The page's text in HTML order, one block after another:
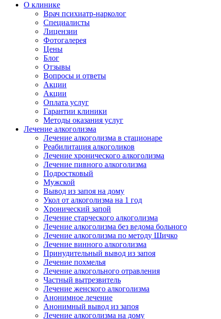
О клинике
Врач психиатр-нарколог
Специалисты
Лицензии
Фотогалерея
Цены
Блог
Отзывы
Вопросы и ответы
Акции
Акции
Оплата услуг
Гарантии клиники
Методы оказания услуг
Лечение алкоголизма
Лечение алкоголизма в стационаре
Реабилитация алкоголиков
Лечение хронического алкоголизма
Лечение пивного алкоголизма
Подростковый
Мужской
Вывод из запоя на дому
Укол от алкоголизма на 1 год
Хронический запой
Лечение старческого алкоголизма
Лечение алкоголизма без ведома больного
Лечение алкоголизма по методу Шичко
Лечение винного алкоголизма
Принудительный вывод из запоя
Лечение похмелья
Лечение алкогольного отравления
Частный вытрезвитель
Лечение женского алкоголизма
Анонимное лечение
Анонимный вывод из запоя
Лечение алкоголизма на дому